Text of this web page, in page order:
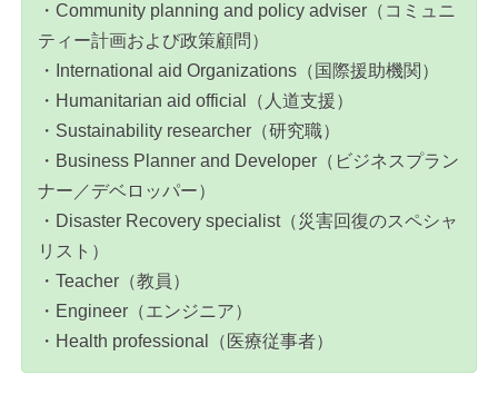
・Community planning and policy adviser（コミュニ
ティー計画および政策顧問）
・International aid Organizations（国際援助機関）
・Humanitarian aid official（人道支援）
・Sustainability researcher（研究職）
・Business Planner and Developer（ビジネスプラン
ナー／デベロッパー）
・Disaster Recovery specialist（災害回復のスペシャ
リスト）
・Teacher（教員）
・Engineer（エンジニア）
・Health professional（医療従事者）